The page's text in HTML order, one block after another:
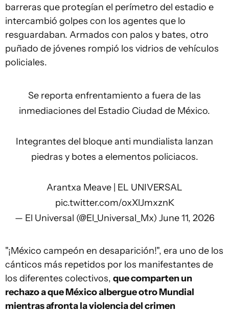
barreras que protegían el perímetro del estadio e
intercambió golpes con los agentes que lo
resguardaban. Armados con palos y bates, otro
puñado de jóvenes rompió los vidrios de vehículos
policiales.
Se reporta enfrentamiento a fuera de las
inmediaciones del Estadio Ciudad de México.
Integrantes del bloque anti mundialista lanzan
piedras y botes a elementos policiacos.
Arantxa Meave | EL UNIVERSAL
pic.twitter.com/oxXlJmxznK
— El Universal (@El_Universal_Mx) June 11, 2026
"¡México campeón en desaparición!", era uno de los
cánticos más repetidos por los manifestantes de
los diferentes colectivos, que comparten un
rechazo a que México albergue otro Mundial
mientras afronta la violencia del crimen